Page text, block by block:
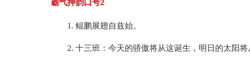
霸气押韵口号2
1. 鲲鹏展翅自兹始。
2. 十三班：今天的骄傲将从这诞生，明日的太阳将